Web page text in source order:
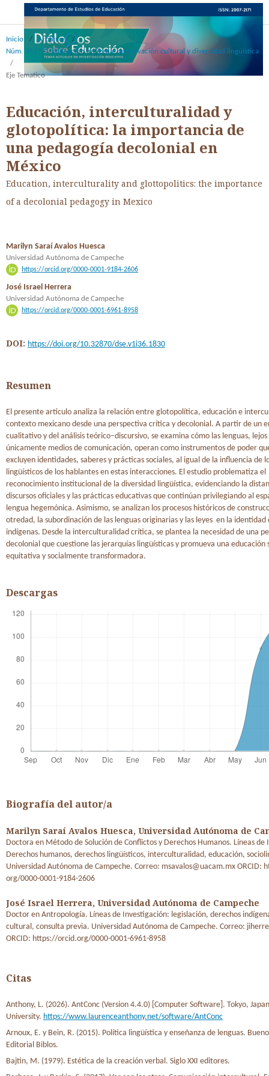
Inicio / Archivos
/
Núm. 36 (17): Educación indígena: preservación cultural y diversidad lingüística
/
Eje Tematico
Educación, interculturalidad y
glotopolítica: la importancia de
una pedagogía decolonial en
México
Education, interculturality and glottopolitics: the importance
of a decolonial pedagogy in Mexico
Marilyn Saraí Avalos Huesca
Universidad Autónoma de Campeche
https://orcid.org/0000-0001-9184-2606
José Israel Herrera
Universidad Autónoma de Campeche
https://orcid.org/0000-0001-6961-8958
DOI: https://doi.org/10.32870/dse.v1i36.1830
Resumen
El presente artículo analiza la relación entre glotopolítica, educación e
contexto mexicano desde una perspectiva crítica y decolonial. A partir de un
cualitativo y del análisis teórico–discursivo, se examina cómo las lenguas, lejos
únicamente medios de comunicación, operan como instrumentos de poder
excluyen identidades, saberes y prácticas sociales, al igual de la influencia de
lingüísticos de los hablantes en estas interacciones. El estudio problematiza el
reconocimiento institucional de la diversidad lingüística, evidenciando la
discursos oficiales y las prácticas educativas que continúan privilegiando al
lengua hegemónica. Asimismo, se analizan los procesos históricos de
otredad, la subordinación de las lenguas originarias y las leyes en la identidad
indígenas. Desde la interculturalidad crítica, se plantea la necesidad de una
decolonial que cuestione las jerarquías lingüísticas y promueva una educación
equitativa y socialmente transformadora.
Descargas
Biografía del autor/a
Marilyn Saraí Avalos Huesca, Universidad Autónoma de
Doctora en Método de Solución de Conflictos y Derechos Humanos. Líneas de
Derechos humanos, derechos lingüísticos, interculturalidad, educación,
Universidad Autónoma de Campeche. Correo: msavalos@uacam.mx ORCID:
org/0000-0001-9184-2606
José Israel Herrera, Universidad Autónoma de Campeche
Doctor en Antropología. Líneas de Investigación: legislación, derechos
cultural, consulta previa. Universidad Autónoma de Campeche. Correo:
ORCID: https://orcid.org/0000-0001-6961-8958
Citas
Anthony, L. (2026). AntConc (Version 4.4.0) [Computer Software]. Tokyo,
University. https://www.laurenceanthony.net/software/AntConc
Arnoux, E. y Bein, R. (2015). Política lingüística y enseñanza de lenguas.
Editorial Biblos.
Bajtin, M. (1979). Estética de la creación verbal. Siglo XXI editores.